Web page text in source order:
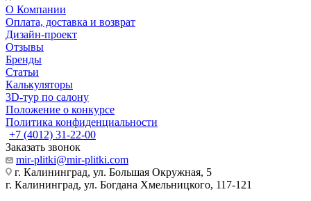
О Компании
Оплата, доставка и возврат
Дизайн-проект
Отзывы
Бренды
Статьи
Калькуляторы
3D-тур по салону
Положение о конкурсе
Политика конфиденциальности
+7 (4012) 31-22-00
Заказать звонок
mir-plitki@mir-plitki.com
г. Калининград, ул. Большая Окружная, 5
г. Калининград, ул. Богдана Хмельницкого, 117-121